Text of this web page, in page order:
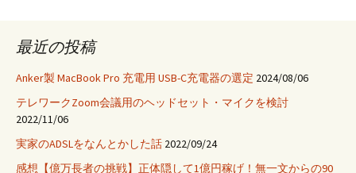
最近の投稿
Anker製 MacBook Pro 充電用 USB-C充電器の選定 2024/08/06
テレワークZoom会議用のヘッドセット・マイクを検討
2022/11/06
実家のADSLをなんとかした話 2022/09/24
感想【億万長者の挑戦】正体隠して1億円稼げ！無一文からの90